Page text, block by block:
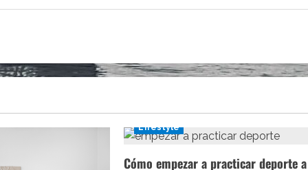
Lifestyle
Cómo empezar a practicar deporte a